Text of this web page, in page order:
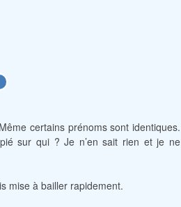
certains prénoms sont identiques.
sur qui ? Je n’en sait rien et je ne
mise à bailler rapidement.